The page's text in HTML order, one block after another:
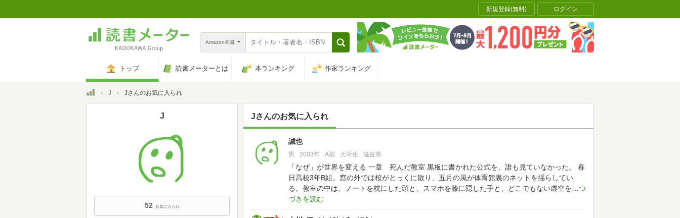
新規登録(無料) ログイン
Amazon和書
トップ 読書メーターとは 本ランキング 作家ランキング
トップ
J Jさんのお気に入られ
Jさんのお気に入られ
52 誠也
男 2003年 A型 大学生 滋賀県
「なぜ」が世界を変える 一章 死んだ教室 黒板に書かれた公式を、誰も見ていなかった。
春
日高校3年B組。窓の外では桜がとっくに散り、五月の風が体育館裏のネットを揺らしてい
る。教室の中は、ノートを枕にした頭と、スマホを膝に隠した手と、どこでもない虚空を
J
52 お気に入られ